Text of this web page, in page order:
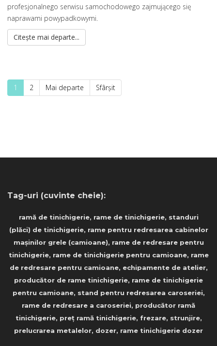
profesjonalnego serwisu samochodowego zajmującego się
naprawami powypadkowymi.
Citește mai departe...
1 2 Mai departe Sfârșit
Tag-uri (cuvinte cheie):
ramă de tinichigerie, rame de tinichigerie, standuri
(plăci) de tinichigerie, rame pentru redresarea cabinelor
mașinilor grele (camioane), rame de redresare pentru
tinichigerie, rame de tinichigerie pentru camioane, rame
de redresare pentru camioane, echipamente de atelier,
producător de rame tinichigerie, rame de tinichigerie
pentru camioane, stand pentru redresarea caroseriei,
rame de redresare a caroseriei, producător ramă
tinichigerie, preț ramă tinichigerie, frezare, strunjire,
prelucrarea metalelor, dozer, rame tinichigerie dozer